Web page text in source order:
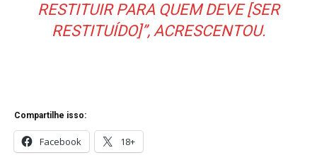
RESTITUIR PARA QUEM DEVE [SER
RESTITUÍDO]”, ACRESCENTOU.
Compartilhe isso:
Facebook 18+